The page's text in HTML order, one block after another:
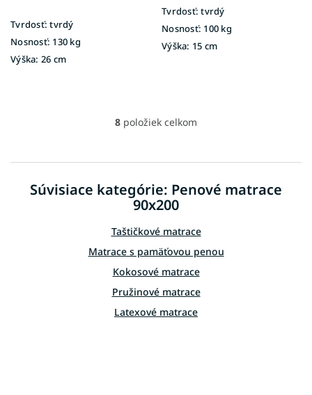
Tvrdosť: tvrdý
Nosnosť: 130 kg
Výška: 26 cm
Tvrdosť: tvrdý
Nosnosť: 100 kg
Výška: 15 cm
O
á
a
c
e
p
r
v
k
y
v
8 položiek celkom
Súvisiace kategórie: Penové matrace
90x200
Taštičkové matrace
Matrace s pamäťovou penou
Kokosové matrace
Pružinové matrace
Latexové matrace